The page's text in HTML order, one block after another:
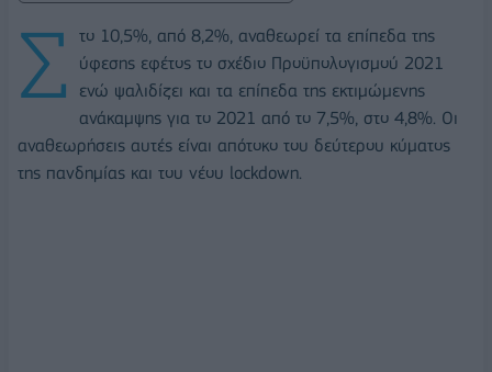
Σ
το 10,5%, από 8,2%, αναθεωρεί τα επίπεδα της
ύφεσης εφέτος το σχέδιο Προϋπολογισμού 2021
ενώ ψαλιδίζει και τα επίπεδα της εκτιμώμενης
ανάκαμψης για το 2021 από το 7,5%, στο 4,8%. Οι
αναθεωρήσεις αυτές είναι απότοκο του δεύτερου κύματος
της πανδημίας και του νέου lockdown.